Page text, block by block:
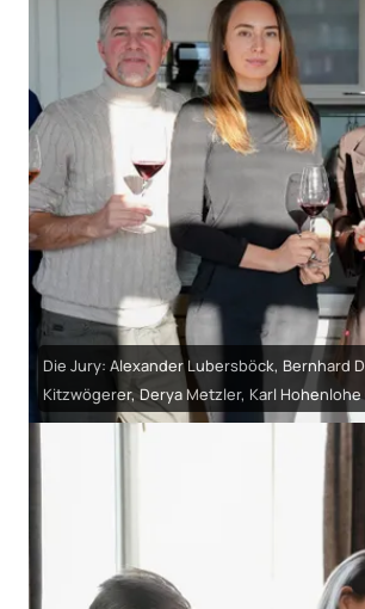
Die Jury: Alexander Lubersböck, Bernhard
Kitzwögerer, Derya Metzler, Karl